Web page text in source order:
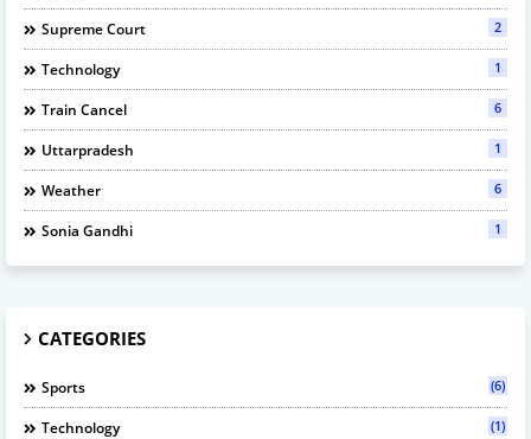
Supreme Court 2
Technology 1
Train Cancel 6
Uttarpradesh 1
Weather 6
Sonia Gandhi 1
CATEGORIES
Sports (6)
Technology (1)